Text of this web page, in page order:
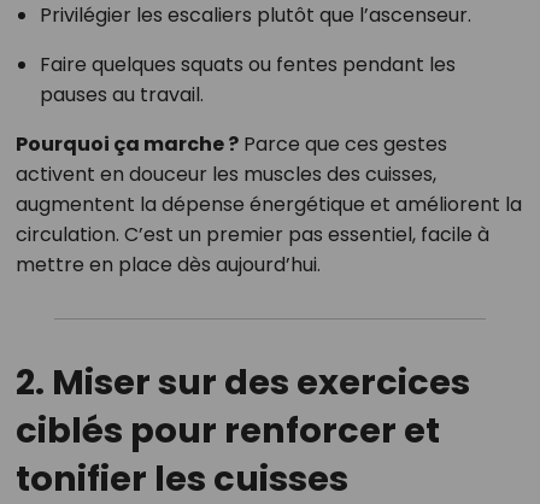
Privilégier les escaliers plutôt que l’ascenseur.
Faire quelques squats ou fentes pendant les
pauses au travail.
Pourquoi ça marche ?Parce que ces gestes
activent en douceur les muscles des cuisses,
augmentent la dépense énergétique et améliorent la
circulation. C’est un premier pas essentiel, facile à
mettre en place dès aujourd’hui.
2. Miser sur des exercices
ciblés pour renforcer et
tonifier les cuisses